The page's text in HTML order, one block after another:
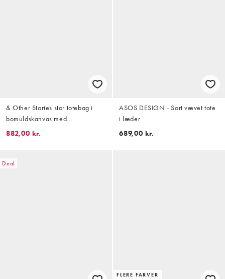
& Other Stories stor totebag i
bomuldskanvas med
læderdetalje i hvid
882,00 kr.
ASOS DESIGN - Sort vævet tote
i læder
689,00 kr.
Deal
FLERE FARVER